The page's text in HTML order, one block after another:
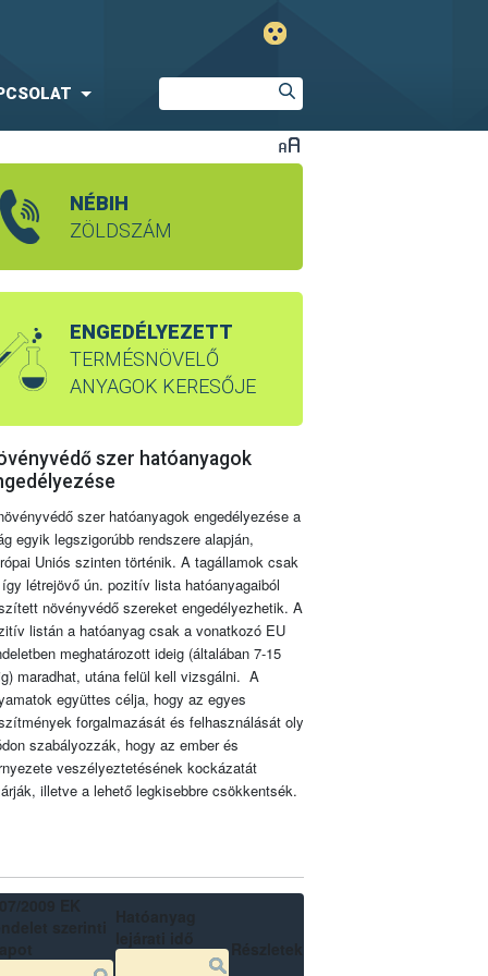
NÉBIH
ZÖLDSZÁM
ENGEDÉLYEZETT
TERMÉSNÖVELŐ
ANYAGOK KERESŐJE
szer hatóanyagok
szer hatóanyagok engedélyezése a
egyik legszigorúbb rendszere alapján,
Uniós szinten történik. A tagállamok csak
létrejövő ún. pozitív lista hatóanyagaiból
növényvédő szereket engedélyezhetik. A
listán a hatóanyag csak a vonatkozó EU
meghatározott ideig (általában 7-15
maradhat, utána felül kell vizsgálni. A
együttes célja, hogy az egyes
forgalmazását és felhasználását oly
szabályozzák, hogy az ember és
veszélyeztetésének kockázatát
illetve a lehető legkisebbre csökkentsék.